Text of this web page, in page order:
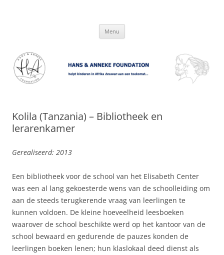
Menu
Kolila (Tanzania) – Bibliotheek en
lerarenkamer
Gerealiseerd: 2013
Een bibliotheek voor de school van het Elisabeth Center
was een al lang gekoesterde wens van de schoolleiding om
aan de steeds terugkerende vraag van leerlingen te
kunnen voldoen. De kleine hoeveelheid leesboeken
waarover de school beschikte werd op het kantoor van de
school bewaard en gedurende de pauzes konden de
leerlingen boeken lenen; hun klaslokaal deed dienst als